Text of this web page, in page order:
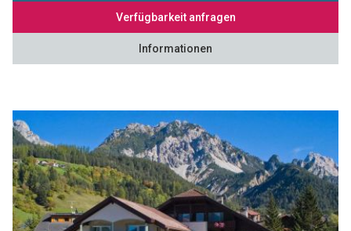
Verfügbarkeit anfragen
Informationen